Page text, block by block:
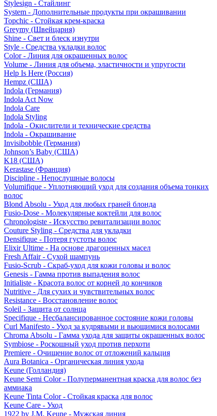
Stylesign - Стайлинг
System - Дополнительные продукты при окрашивании
Topchic - Стойкая крем-краска
Greymy (Швейцария)
Shine - Свет и блеск изнутри
Style - Средства укладки волос
Color - Линия для окрашенных волос
Volume - Линия для объема, эластичности и упругости
Help Is Here (Россия)
Hempz (США)
Indola (Германия)
Indola Act Now
Indola Care
Indola Styling
Indola - Окислители и технические средства
Indola - Окрашивание
Invisibobble (Германия)
Johnson’s Baby (США)
K18 (США)
Kerastase (Франция)
Discipline - Непослушные волосы
Volumifique - Уплотняющий уход для создания объема тонких
волос
Blond Absolu - Уход для любых граней блонда
Fusio-Dose - Молекулярные коктейли для волос
Chronologiste - Искусство ревитализации волос
Couture Styling - Средства для укладки
Densifique - Потеря густоты волос
Elixir Ultime - На основе драгоценных масел
Fresh Affair - Сухой шампунь
Fusio-Scrub - Скраб-уход для кожи головы и волос
Genesis - Гамма против выпадения волос
Initialiste - Красота волос от корней до кончиков
Nutritive - Для сухих и чувствительных волос
Resistance - Восстановление волос
Soleil - Защита от солнца
Specifique - Несбалансированное состояние кожи головы
Curl Manifesto - Уход за кудрявыми и вьющимися волосами
Chroma Absolu - Гамма ухода для защиты окрашенных волос
Symbiose - Роскошный уход против перхоти
Premiere - Очищение волос от отложений кальция
Aura Botanica - Органическая линия ухода
Keune (Голландия)
Keune Semi Color - Полуперманентная краска для волос без
аммиака
Keune Tinta Color - Стойкая краска для волос
Keune Care - Уход
1922 by J.M. Keune - Мужская линия